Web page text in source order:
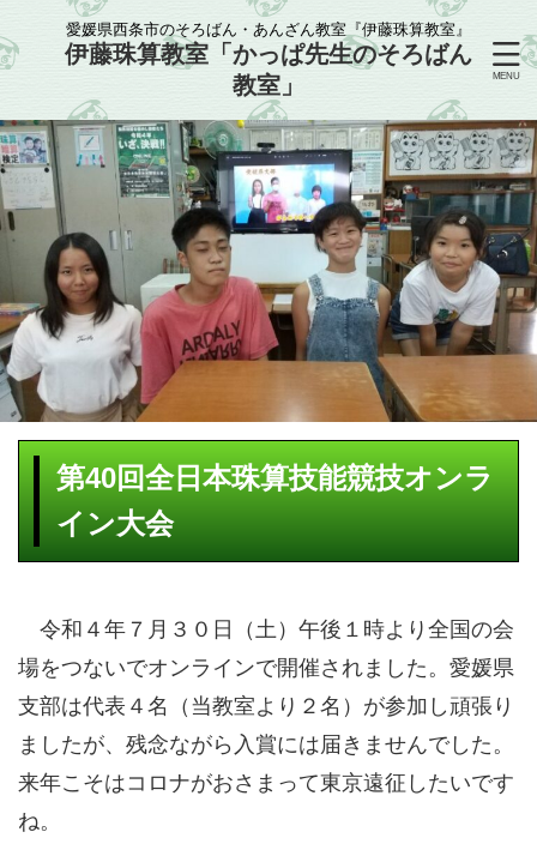
愛媛県西条市のそろばん・あんざん教室『伊藤珠算教室』
伊藤珠算教室「かっぱ先生のそろばん
教室」
第40回全日本珠算技能競技オンラ
イン大会
令和４年７月３０日（土）午後１時より全国の会
場をつないでオンラインで開催されました。愛媛県
支部は代表４名（当教室より２名）が参加し頑張り
ましたが、残念ながら入賞には届きませんでした。
来年こそはコロナがおさまって東京遠征したいです
ね。